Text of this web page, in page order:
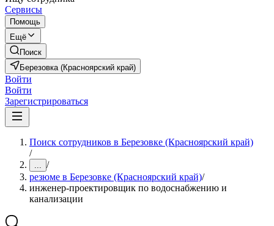
Сервисы
Помощь
Ещё
Поиск
Березовка (Красноярский край)
Войти
Войти
Зарегистрироваться
Поиск сотрудников в Березовке (Красноярский край)
/
... /
резюме в Березовке (Красноярский край)/
инженер-проектировщик по водоснабжению и
канализации